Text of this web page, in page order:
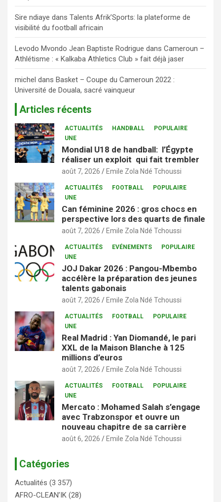
Sire ndiaye dans Talents Afrik’Sports: la plateforme de
visibilité du football africain
Levodo Mvondo Jean Baptiste Rodrigue dans Cameroun –
Athlétisme : « Kalkaba Athletics Club » fait déjà jaser
michel dans Basket – Coupe du Cameroun 2022 :
Université de Douala, sacré vainqueur
Articles récents
ACTUALITÉS HANDBALL
POPULAIRE
UNE
Mondial U18 de handball: l’Égypte
réaliser un exploit qui fait trembler
août 7, 2026 Emile Zola Ndé Tchoussi
ACTUALITÉS FOOTBALL
POPULAIRE
UNE
Can féminine 2026 : gros chocs en
perspective lors des quarts de finale
août 7, 2026 Emile Zola Ndé Tchoussi
ACTUALITÉS EVÉNEMENTS
POPULAIRE
UNE
JOJ Dakar 2026 : Pangou-Mbembo
accélère la préparation des jeunes
talents gabonais
août 7, 2026 Emile Zola Ndé Tchoussi
ACTUALITÉS FOOTBALL
POPULAIRE
UNE
Real Madrid : Yan Diomandé, le pari
XXL de la Maison Blanche à 125
millions d’euros
août 7, 2026 Emile Zola Ndé Tchoussi
ACTUALITÉS FOOTBALL
POPULAIRE
UNE
Mercato : Mohamed Salah s’engage
avec Trabzonspor et ouvre un
nouveau chapitre de sa carrière
août 6, 2026 Emile Zola Ndé Tchoussi
Catégories
Actualités (3 357)
AFRO-CLEAN’IK (28)